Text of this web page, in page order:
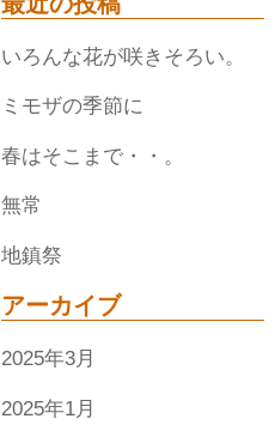
いろんな花が咲きそろい。
ミモザの季節に
春はそこまで・・。
無常
地鎮祭
アーカイブ
2025年3月
2025年1月